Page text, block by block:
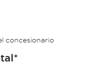
concesionario